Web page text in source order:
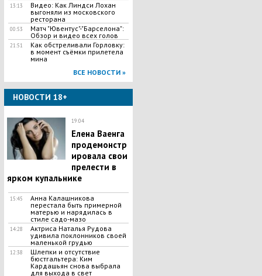
13:13
Видео: Как Линдси Лохан
выгоняли из московского
ресторана
00:53
Матч "Ювентус"-"Барселона":
Обзор и видео всех голов
21:51
Как обстреливали Горловку:
в момент съёмки прилетела
мина
ВСЕ НОВОСТИ »
НОВОСТИ 18+
19:04
Елена Ваенга
продемонстр
ировала свои
прелести в
ярком купальнике
15:45
Анна Калашникова
перестала быть примерной
матерью и нарядилась в
стиле садо-мазо
14:28
Актриса Наталья Рудова
удивила поклонников своей
маленькой грудью
12:38
Шлепки и отсутствие
бюстгальтера: Ким
Кардашьян снова выбрала
для выхода в свет